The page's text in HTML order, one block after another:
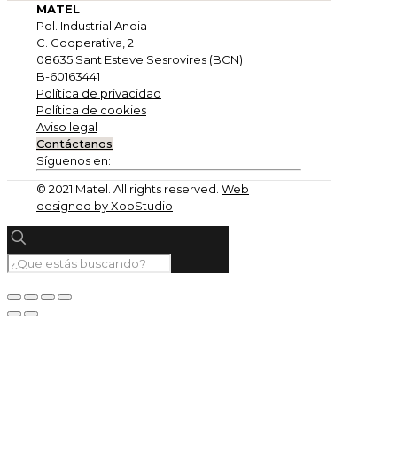
MATEL
Pol. Industrial Anoia
C. Cooperativa, 2
08635 Sant Esteve Sesrovires (BCN)
B-60163441
Política de privacidad
Política de cookies
Aviso legal
Contáctanos
Síguenos en:
© 2021 Matel. All rights reserved. Web
designed by XooStudio